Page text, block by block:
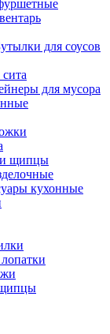
для соусов
для мусора
щипцы
кухонные